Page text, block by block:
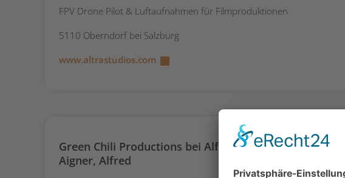
FPV Drone Pilot & Luftaufnahmen für Filmproduktionen
5110 Oberndorf bei Salzburg
www.altrastudios.com
Green Chili Productions bei Alfred Aigner
Aigner, Alfred